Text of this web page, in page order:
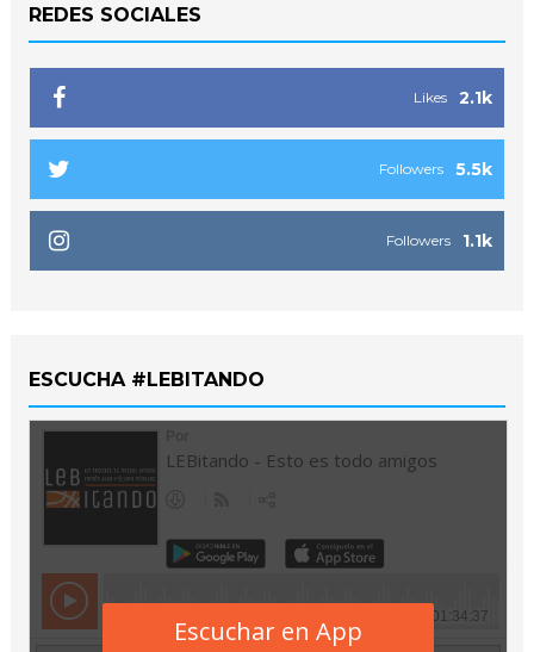
REDES SOCIALES
2.1k
Likes
5.5k
Followers
1.1k
Followers
ESCUCHA #LEBITANDO